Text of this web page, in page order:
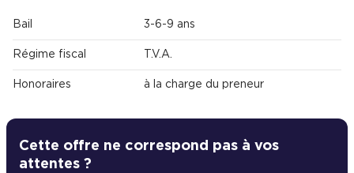
Bail 3-6-9 ans
Régime fiscal T.V.A.
Honoraires à la charge du preneur
Cette offre ne correspond pas à vos
attentes ?